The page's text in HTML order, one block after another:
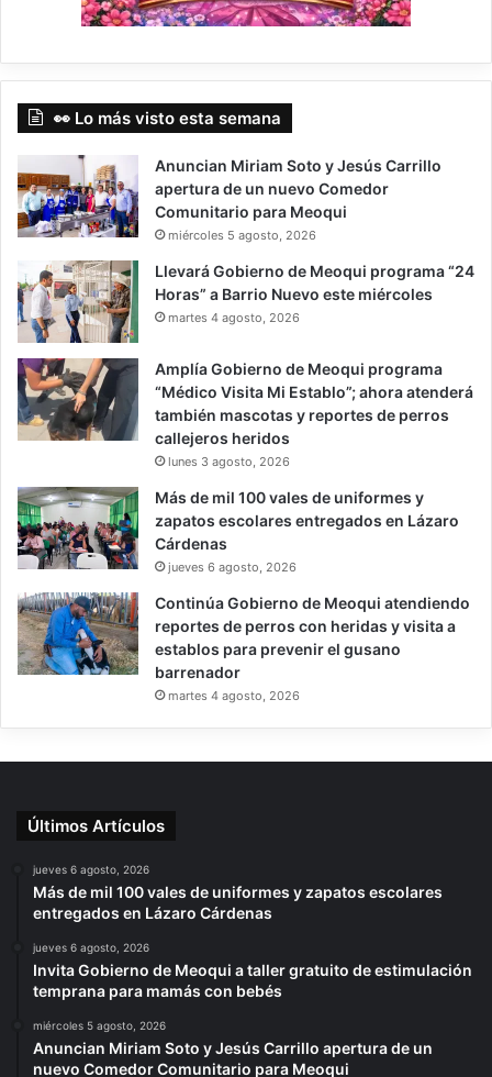
👀 Lo más visto esta semana
Anuncian Miriam Soto y Jesús Carrillo
apertura de un nuevo Comedor
Comunitario para Meoqui
miércoles 5 agosto, 2026
Llevará Gobierno de Meoqui programa “24
Horas” a Barrio Nuevo este miércoles
martes 4 agosto, 2026
Amplía Gobierno de Meoqui programa
“Médico Visita Mi Establo”; ahora atenderá
también mascotas y reportes de perros
callejeros heridos
lunes 3 agosto, 2026
Más de mil 100 vales de uniformes y
zapatos escolares entregados en Lázaro
Cárdenas
jueves 6 agosto, 2026
Continúa Gobierno de Meoqui atendiendo
reportes de perros con heridas y visita a
establos para prevenir el gusano
barrenador
martes 4 agosto, 2026
Últimos Artículos
jueves 6 agosto, 2026
Más de mil 100 vales de uniformes y zapatos escolares
entregados en Lázaro Cárdenas
jueves 6 agosto, 2026
Invita Gobierno de Meoqui a taller gratuito de estimulación
temprana para mamás con bebés
miércoles 5 agosto, 2026
Anuncian Miriam Soto y Jesús Carrillo apertura de un
nuevo Comedor Comunitario para Meoqui